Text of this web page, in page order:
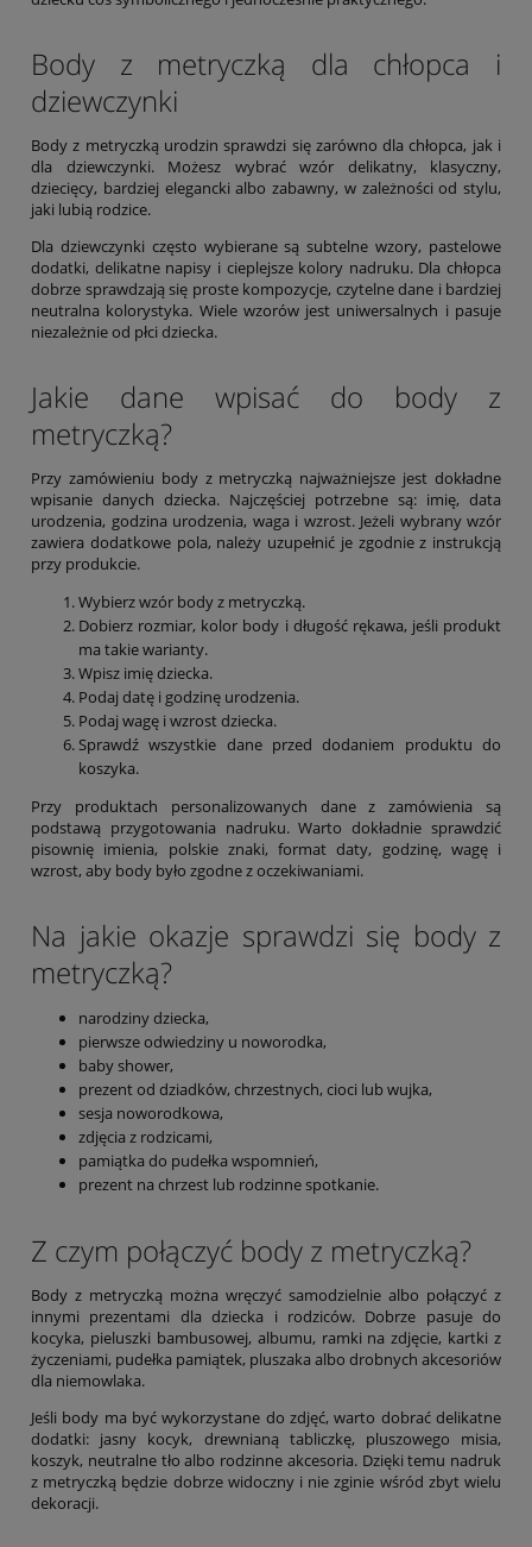
Body z metryczką dla chłopca i
dziewczynki
Body z metryczką urodzin sprawdzi się zarówno dla chłopca, jak i
dla dziewczynki. Możesz wybrać wzór delikatny, klasyczny,
dziecięcy, bardziej elegancki albo zabawny, w zależności od stylu,
jaki lubią rodzice.
Dla dziewczynki często wybierane są subtelne wzory, pastelowe
dodatki, delikatne napisy i cieplejsze kolory nadruku. Dla chłopca
dobrze sprawdzają się proste kompozycje, czytelne dane i bardziej
neutralna kolorystyka. Wiele wzorów jest uniwersalnych i pasuje
niezależnie od płci dziecka.
Jakie dane wpisać do body z
metryczką?
Przy zamówieniu body z metryczką najważniejsze jest dokładne
wpisanie danych dziecka. Najczęściej potrzebne są: imię, data
urodzenia, godzina urodzenia, waga i wzrost. Jeżeli wybrany wzór
zawiera dodatkowe pola, należy uzupełnić je zgodnie z instrukcją
przy produkcie.
Wybierz wzór body z metryczką.
Dobierz rozmiar, kolor body i długość rękawa, jeśli produkt
ma takie warianty.
Wpisz imię dziecka.
Podaj datę i godzinę urodzenia.
Podaj wagę i wzrost dziecka.
Sprawdź wszystkie dane przed dodaniem produktu do
koszyka.
Przy produktach personalizowanych dane z zamówienia są
podstawą przygotowania nadruku. Warto dokładnie sprawdzić
pisownię imienia, polskie znaki, format daty, godzinę, wagę i
wzrost, aby body było zgodne z oczekiwaniami.
Na jakie okazje sprawdzi się body z
metryczką?
narodziny dziecka,
pierwsze odwiedziny u noworodka,
baby shower,
prezent od dziadków, chrzestnych, cioci lub wujka,
sesja noworodkowa,
zdjęcia z rodzicami,
pamiątka do pudełka wspomnień,
prezent na chrzest lub rodzinne spotkanie.
Z czym połączyć body z metryczką?
Body z metryczką można wręczyć samodzielnie albo połączyć z
innymi prezentami dla dziecka i rodziców. Dobrze pasuje do
kocyka, pieluszki bambusowej, albumu, ramki na zdjęcie, kartki z
życzeniami, pudełka pamiątek, pluszaka albo drobnych akcesoriów
dla niemowlaka.
Jeśli body ma być wykorzystane do zdjęć, warto dobrać delikatne
dodatki: jasny kocyk, drewnianą tabliczkę, pluszowego misia,
koszyk, neutralne tło albo rodzinne akcesoria. Dzięki temu nadruk
z metryczką będzie dobrze widoczny i nie zginie wśród zbyt wielu
dekoracji.